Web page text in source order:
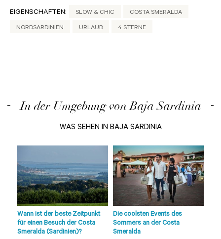
EIGENSCHAFTEN: SLOW & CHIC COSTA SMERALDA
NORDSARDINIEN URLAUB 4 STERNE
In der Umgebung von Baja Sardinia
WAS SEHEN IN BAJA SARDINIA
Wann ist der beste Zeitpunkt
für einen Besuch der Costa
Smeralda (Sardinien)?
Die coolsten Events des
Sommers an der Costa
Smeralda